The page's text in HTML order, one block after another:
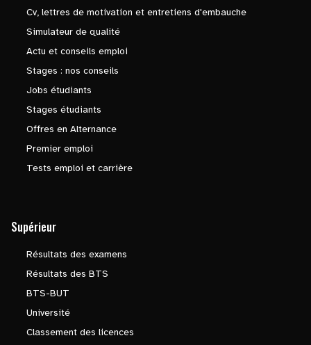
Cv, lettres de motivation et entretiens d'embauche
Simulateur de qualité
Actu et conseils emploi
Stages : nos conseils
Jobs étudiants
Stages étudiants
Offres en Alternance
Premier emploi
Tests emploi et carrière
Supérieur
Résultats des examens
Résultats des BTS
BTS-BUT
Université
Classement des licences